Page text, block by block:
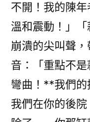
不開！我的陳
溫和震動！」
崩潰的尖叫聲
音：「重點不
彎曲！**我們的
我們在你的後院